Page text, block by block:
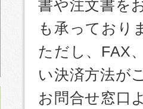
書や注文書を
も承っており
ただし、FAX
い決済方法が
お問合せ窓口